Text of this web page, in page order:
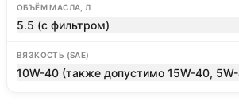
ОБЪЁМ МАСЛА, Л
5.5 (с фильтром)
ВЯЗКОСТЬ (SAE)
10W-40 (также допустимо 15W-40,